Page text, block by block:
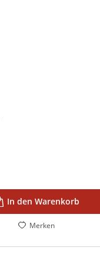
In den Warenkorb
Merken